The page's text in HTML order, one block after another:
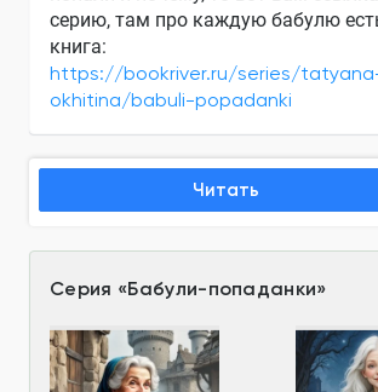
серию, там про каждую бабулю
книга:
https://bookriver.ru/series/
okhitina/babuli-popadanki
Читать
Серия «Бабули-попаданки»